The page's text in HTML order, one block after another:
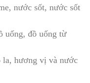
nước sốt, nước sốt
uống, đồ uống từ
la, hương vị và nước